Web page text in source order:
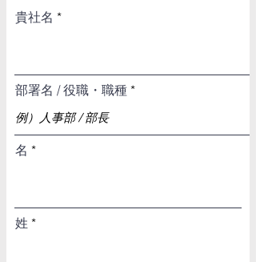
貴社名
部署名 / 役職・職種
名
姓